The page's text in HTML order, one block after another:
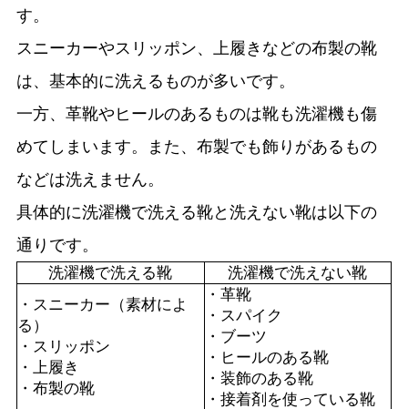
す。
スニーカーやスリッポン、上履きなどの布製の靴
は、基本的に洗えるものが多いです。
一方、革靴やヒールのあるものは靴も洗濯機も傷
めてしまいます。また、布製でも飾りがあるもの
などは洗えません。
具体的に洗濯機で洗える靴と洗えない靴は以下の
通りです。
洗濯機で洗える靴
洗濯機で洗えない靴
・スニーカー（素材によ
る）
・スリッポン
・上履き
・布製の靴
・革靴
・スパイク
・ブーツ
・ヒールのある靴
・装飾のある靴
・接着剤を使っている靴